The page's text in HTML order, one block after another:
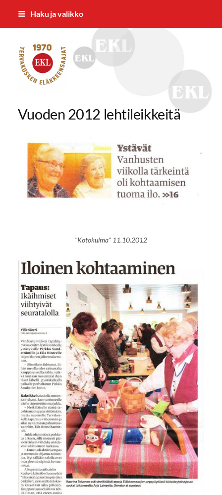
Siirry
Haku ja valikko
Tervakosken Eläkkeensaajat ry
Vuoden 2012 lehtileikkeitä
"Kotokulma" 11.10.2012